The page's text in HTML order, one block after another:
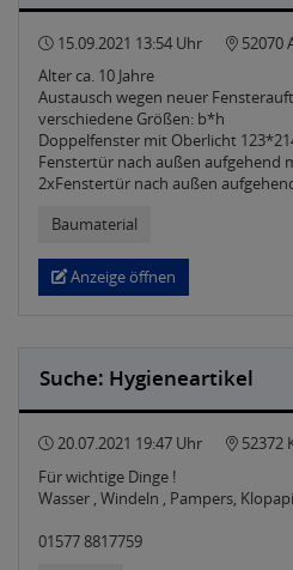
15.09.2021 13:54 Uhr
52070
Alter ca. 10 Jahre
Austausch wegen neuer
verschiedene Größen: b*h
Doppelfenster mit Oberlicht
Fenstertür nach außen aufgehend
2xFenstertür nach außen
Baumaterial
Anzeige öffnen
Suche: Hygieneartikel
20.07.2021 19:47 Uhr
52372
Für wichtige Dinge !
Wasser , Windeln , Pampers,
01577 8817759